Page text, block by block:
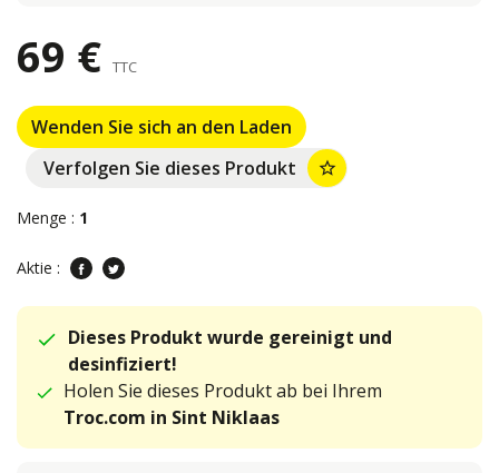
69 € TTC
Wenden Sie sich an den Laden
Verfolgen Sie dieses Produkt
star_border
Menge : 1
Aktie :
Dieses Produkt wurde gereinigt und
desinfiziert!
Holen Sie dieses Produkt ab bei Ihrem
Troc.com in Sint Niklaas